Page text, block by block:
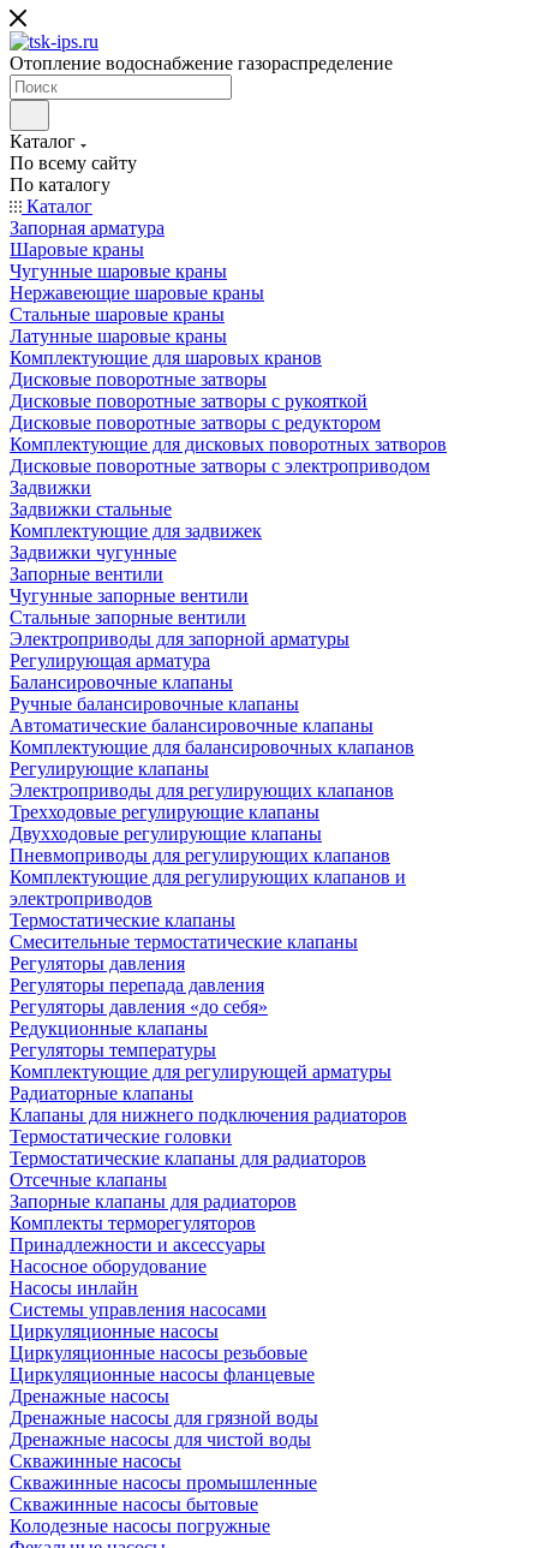
Отопление водоснабжение газораспределение
Каталог
По всему сайту
По каталогу
Каталог
Запорная арматура
Шаровые краны
Чугунные шаровые краны
Нержавеющие шаровые краны
Стальные шаровые краны
Латунные шаровые краны
Комплектующие для шаровых кранов
Дисковые поворотные затворы
Дисковые поворотные затворы с рукояткой
Дисковые поворотные затворы с редуктором
Комплектующие для дисковых поворотных затворов
Дисковые поворотные затворы с электроприводом
Задвижки
Задвижки стальные
Комплектующие для задвижек
Задвижки чугунные
Запорные вентили
Чугунные запорные вентили
Стальные запорные вентили
Электроприводы для запорной арматуры
Регулирующая арматура
Балансировочные клапаны
Ручные балансировочные клапаны
Автоматические балансировочные клапаны
Комплектующие для балансировочных клапанов
Регулирующие клапаны
Электроприводы для регулирующих клапанов
Трехходовые регулирующие клапаны
Двухходовые регулирующие клапаны
Пневмоприводы для регулирующих клапанов
Комплектующие для регулирующих клапанов и
электроприводов
Термостатические клапаны
Смесительные термостатические клапаны
Регуляторы давления
Регуляторы перепада давления
Регуляторы давления «до себя»
Редукционные клапаны
Регуляторы температуры
Комплектующие для регулирующей арматуры
Радиаторные клапаны
Клапаны для нижнего подключения радиаторов
Термостатические головки
Термостатические клапаны для радиаторов
Отсечные клапаны
Запорные клапаны для радиаторов
Комплекты терморегуляторов
Принадлежности и аксессуары
Насосное оборудование
Насосы инлайн
Системы управления насосами
Циркуляционные насосы
Циркуляционные насосы резьбовые
Циркуляционные насосы фланцевые
Дренажные насосы
Дренажные насосы для грязной воды
Дренажные насосы для чистой воды
Скважинные насосы
Скважинные насосы промышленные
Скважинные насосы бытовые
Колодезные насосы погружные